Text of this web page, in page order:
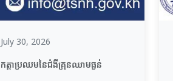
July 30, 2026
កត្តាប្រឈមនៃជំងឺគ្រុនឈាមធ្ងន់